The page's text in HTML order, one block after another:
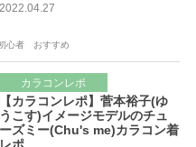
2022.04.27
心者 おすすめ
カラコンレポ
【カラコンレポ】菅本裕子(ゆ
うこす)イメージモデルのチュ
ーズミー(Chu's me)カラコン着